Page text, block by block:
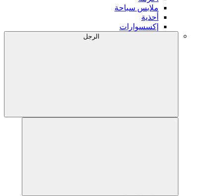
ملابس سباحة
أحذية
إكسسوارات